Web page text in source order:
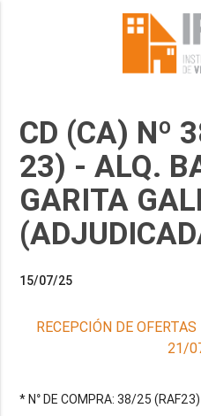
CD (CA) Nº
23) - ALQ.
GARITA
15/07/25
RECEPCIÓN DE
21/
* N° DE COMPRA: 38/25 (RAF23)